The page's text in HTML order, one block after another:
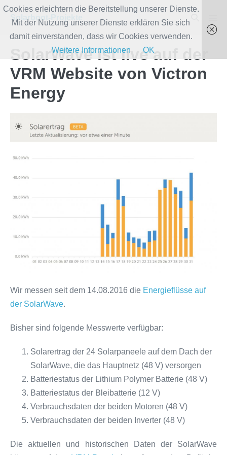
Zum
Inhalt
springen
Solarboot-Projekte
Schalter
SolarWave ist live auf der
VRM Website von Victron
Energy
Wir messen seit dem 14.08.2016 die Energieflüsse auf
der SolarWave.
Bisher sind folgende Messwerte verfügbar:
Solarertrag der 24 Solarpaneele auf dem Dach der
SolarWave, die das Hauptnetz (48 V) versorgen
Batteriestatus der Lithium Polymer Batterie (48 V)
Batteriestatus der Bleibatterie (12 V)
Verbrauchsdaten der beiden Motoren (48 V)
Verbrauchsdaten der beiden Inverter (48 V)
Die aktuellen und historischen Daten der SolarWave
Cookies erleichtern die Bereitstellung unserer Dienste.
Mit der Nutzung unserer Dienste erklären Sie sich
damit einverstanden, dass wir Cookies verwenden.
Weitere Informationen
OK